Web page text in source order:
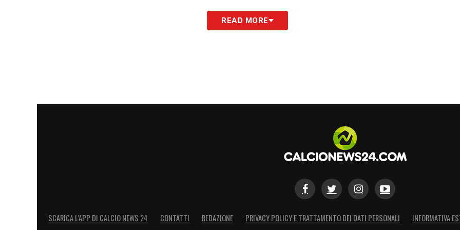
LA PLAYLIST DELLE NOSTRE TOP NEWSREAD MORE
SCARICA L’APP DI CALCIO NEWS 24 CONTATTI REDAZIONE PRIVACY POLICY E TRATTAMENTO DEI DATI PERSONALI INFORMATIVA